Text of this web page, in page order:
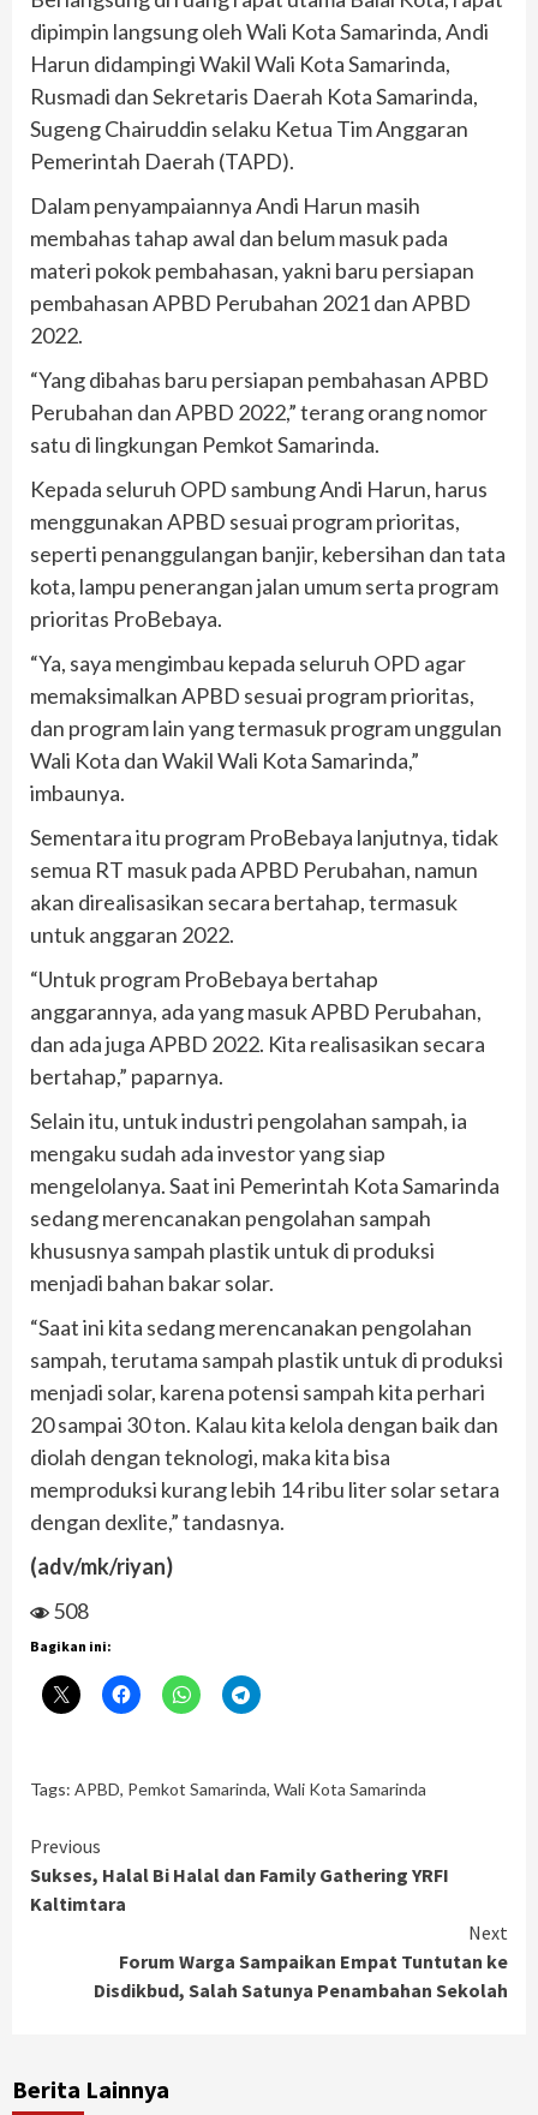
dipimpin langsung oleh Wali Kota Samarinda, Andi
Harun didampingi Wakil Wali Kota Samarinda,
Rusmadi dan Sekretaris Daerah Kota Samarinda,
Sugeng Chairuddin selaku Ketua Tim Anggaran
Pemerintah Daerah (TAPD).
Dalam penyampaiannya Andi Harun masih
membahas tahap awal dan belum masuk pada
materi pokok pembahasan, yakni baru persiapan
pembahasan APBD Perubahan 2021 dan APBD
2022.
“Yang dibahas baru persiapan pembahasan APBD
Perubahan dan APBD 2022,” terang orang nomor
satu di lingkungan Pemkot Samarinda.
Kepada seluruh OPD sambung Andi Harun, harus
menggunakan APBD sesuai program prioritas,
seperti penanggulangan banjir, kebersihan dan tata
kota, lampu penerangan jalan umum serta program
prioritas ProBebaya.
“Ya, saya mengimbau kepada seluruh OPD agar
memaksimalkan APBD sesuai program prioritas,
dan program lain yang termasuk program unggulan
Wali Kota dan Wakil Wali Kota Samarinda,”
imbaunya.
Sementara itu program ProBebaya lanjutnya, tidak
semua RT masuk pada APBD Perubahan, namun
akan direalisasikan secara bertahap, termasuk
untuk anggaran 2022.
“Untuk program ProBebaya bertahap
anggarannya, ada yang masuk APBD Perubahan,
dan ada juga APBD 2022. Kita realisasikan secara
bertahap,” paparnya.
Selain itu, untuk industri pengolahan sampah, ia
mengaku sudah ada investor yang siap
mengelolanya. Saat ini Pemerintah Kota Samarinda
sedang merencanakan pengolahan sampah
khususnya sampah plastik untuk di produksi
menjadi bahan bakar solar.
“Saat ini kita sedang merencanakan pengolahan
sampah, terutama sampah plastik untuk di produksi
menjadi solar, karena potensi sampah kita perhari
20 sampai 30 ton. Kalau kita kelola dengan baik dan
diolah dengan teknologi, maka kita bisa
memproduksi kurang lebih 14 ribu liter solar setara
dengan dexlite,” tandasnya.
(adv/mk/riyan)
508
Bagikan ini:
Tags: APBD, Pemkot Samarinda, Wali Kota Samarinda
Continue
Reading
Previous
Sukses, Halal Bi Halal dan Family Gathering YRFI
Kaltimtara
Next
Forum Warga Sampaikan Empat Tuntutan ke
Disdikbud, Salah Satunya Penambahan Sekolah
Berita Lainnya